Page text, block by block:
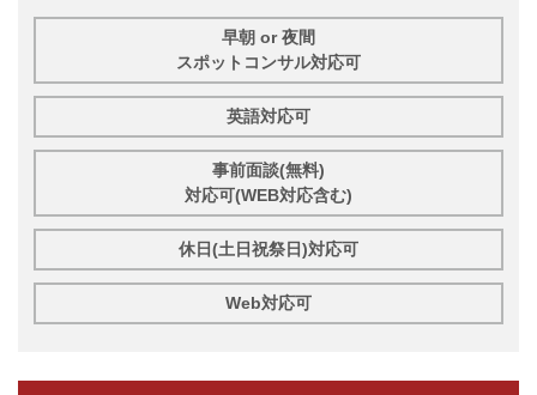
早朝 or 夜間
スポットコンサル対応可
英語対応可
事前面談(無料)
対応可(WEB対応含む)
休日(土日祝祭日)対応可
Web対応可